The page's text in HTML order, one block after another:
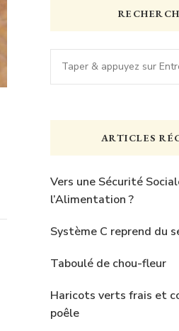
Vous
recherchiez
chose
ARTICLES
Vers une Sécurité
l’Alimentation ?
Système C reprend du
Taboulé de chou-fleur
Haricots verts frais et
poêle